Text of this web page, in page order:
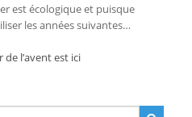
est écologique et puisque
les années suivantes…
l’avent est ici